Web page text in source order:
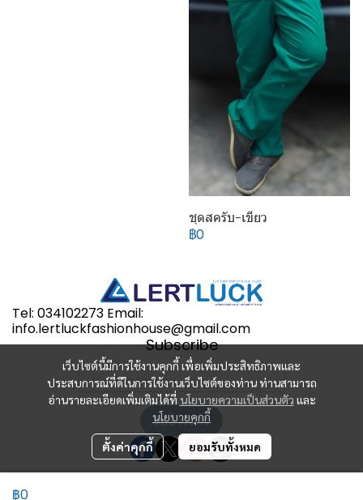
ชุดสครับ-เขียว
฿0
฿0
เว็บไซต์นี้มีการใช้งานคุกกี้ เพื่อเพิ่มประสิทธิภาพและ
ประสบการณ์ที่ดีในการใช้งานเว็บไซต์ของท่าน ท่านสามารถ
อ่านรายละเอียดเพิ่มเติมได้ที่ นโยบายความเป็นส่วนตัว และ
นโยบายคุกกี้
ตั้งค่าคุกกี้ ยอมรับทั้งหมด
Tel: 034102273 Email:
info.lertluckfashionhouse@gmail.com
Subscribe
รับข่าวสาร